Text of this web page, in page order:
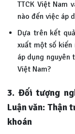
TTCK Việt Nam
nào đến việc áp
Dựa trên kết
xuất một số kiến
áp dụng
Việt Nam?
3. Đối tượng
Luận văn: Thận
khoán